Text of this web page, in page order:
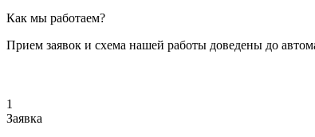
Как мы работаем?
Прием заявок и схема нашей работы доведены до
1
Заявка